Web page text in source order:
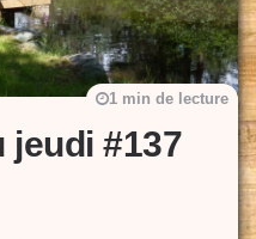
jeudi #137
1 min de lecture